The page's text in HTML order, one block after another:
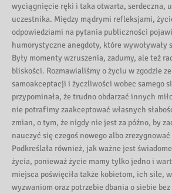
wyciągnięcie ręki i taka otwarta, serdeczna,
uczestnika. Między mądrymi refleksjami,
odpowiedziami na pytania publiczności
humorystyczne anegdoty, które wywoływały
Były momenty wzruszenia, zadumy, ale też
bliskości. Rozmawialiśmy o życiu w zgodzie
samoakceptacji i życzliwości wobec samego
przypominała, że trudno obdarzać innych
nie potrafimy zaakceptować własnych
zmian, o tym, że nigdy nie jest za późno, by
nauczyć się czegoś nowego albo
Podkreślała również, jak ważne jest
życia, ponieważ życie mamy tylko jedno i
miejsca poświęciła także kobietom, ich sile,
wyzwaniom oraz potrzebie dbania o siebie